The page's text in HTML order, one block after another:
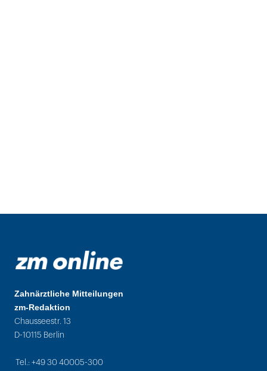
Zahnärztliche Mitteilungen
zm-Redaktion
Chausseestr. 13
D-10115 Berlin
Tel.: +49 30 40005-300